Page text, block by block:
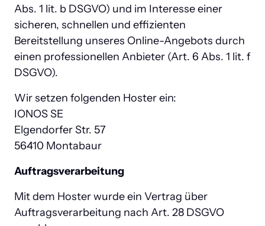
Abs. 1 lit. b DSGVO) und im Interesse einer
sicheren, schnellen und effizienten
Bereitstellung unseres Online-Angebots durch
einen professionellen Anbieter (Art. 6 Abs. 1 lit. f
DSGVO).
Wir setzen folgenden Hoster ein:
IONOS SE
Elgendorfer Str. 57
56410 Montabaur
Auftragsverarbeitung
Mit dem Hoster wurde ein Vertrag über
Auftragsverarbeitung nach Art. 28 DSGVO